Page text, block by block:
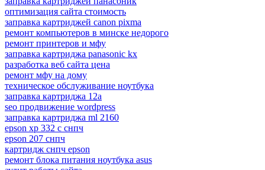
оптимизация сайта стоимость
заправка картриджей canon pixma
ремонт компьютеров в минске недорого
ремонт принтеров и мфу
заправка картриджа panasonic kx
разработка веб сайта цена
ремонт мфу на дому
техническое обслуживание ноутбука
заправка картриджа 12а
seo продвижение wordpress
заправка картриджа ml 2160
epson xp 332 с снпч
epson 207 снпч
картридж снпч epson
ремонт блока питания ноутбука asus